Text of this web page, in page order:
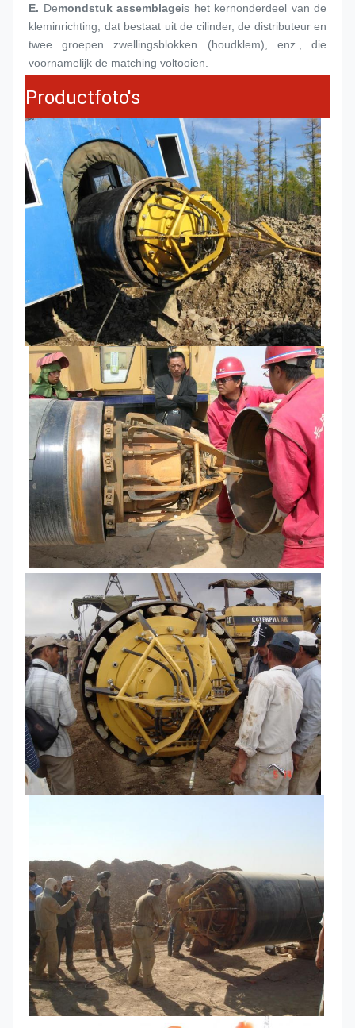
E. Demondstuk assemblageis het kernonderdeel van de
kleminrichting, dat bestaat uit de cilinder, de distributeur en
twee groepen zwellingsblokken (houdklem), enz., die
voornamelijk de matching voltooien.
Productfoto's